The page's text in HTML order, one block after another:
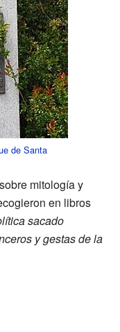
de Santa
mitología y
en libros
sacado
y gestas de la